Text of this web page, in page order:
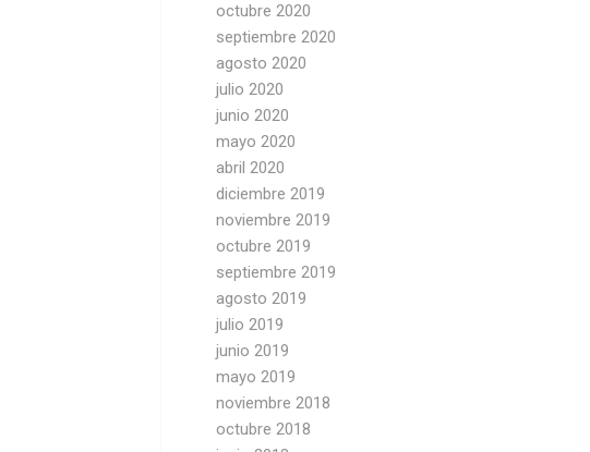
octubre 2020
septiembre 2020
agosto 2020
julio 2020
junio 2020
mayo 2020
abril 2020
diciembre 2019
noviembre 2019
octubre 2019
septiembre 2019
agosto 2019
julio 2019
junio 2019
mayo 2019
noviembre 2018
octubre 2018